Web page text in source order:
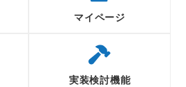
マイページ
実装検討機能